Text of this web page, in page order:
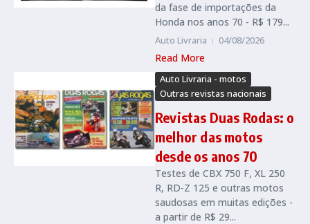
da fase de importações da
Honda nos anos 70 - R$ 179...
Auto Livraria 04/08/2026
Read More
Auto Livraria - motos
Outras revistas nacionais
Revistas Duas Rodas: o
melhor das motos
desde os anos 70
Testes de CBX 750 F, XL 250
R, RD-Z 125 e outras motos
saudosas em muitas edições -
a partir de R$ 29...